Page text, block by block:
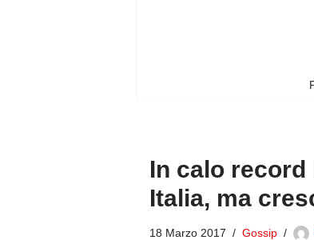
In calo
Italia, ma
18 Marzo 2017 Gossip